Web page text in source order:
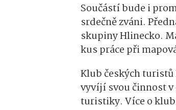
Součástí bude i
srdečně zváni.
skupiny Hlinecko.
kus práce při
Klub českých turistů
vyvíjí svou činnost
turistiky. Více o